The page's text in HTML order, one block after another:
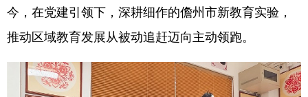
今，在党建引领下，深耕细作的儋州市新教育实验，
推动区域教育发展从被动追赶迈向主动领跑。